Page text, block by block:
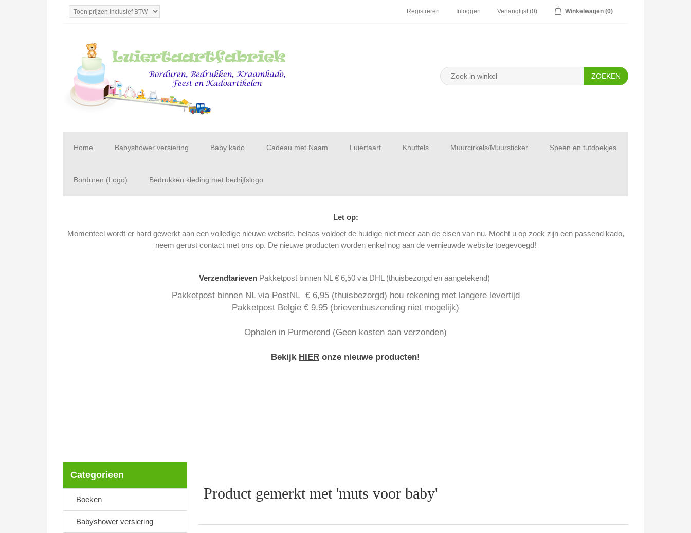
Registreren Inloggen Verlanglijst (0) Winkelwagen (0)
Home Babyshower versiering Baby kado Cadeau met Naam Luiertaart Knuffels Muurcirkels/Muursticker Speen en tutdoekjes
Borduren (Logo) Bedrukken kleding met bedrijfslogo
Let op:
Momenteel wordt er hard gewerkt aan een volledige nieuwe website, helaas voldoet de huidige niet meer aan de eisen van nu. Mocht u op zoek zijn een passend kado,
neem gerust contact met ons op. De nieuwe producten worden enkel nog aan de vernieuwde website toegevoegd!
Verzendtarieven Pakketpost binnen NL € 6,50 via DHL (thuisbezorgd en aangetekend)
Pakketpost binnen NL via PostNL € 6,95 (thuisbezorgd) hou rekening met langere levertijd
Pakketpost Belgie € 9,95 (brievenbuszending niet mogelijk)
Ophalen in Purmerend (Geen kosten aan verzonden)
Bekijk HIER onze nieuwe producten!
Categorieen
Boeken
Babyshower versiering
Product gemerkt met 'muts voor baby'